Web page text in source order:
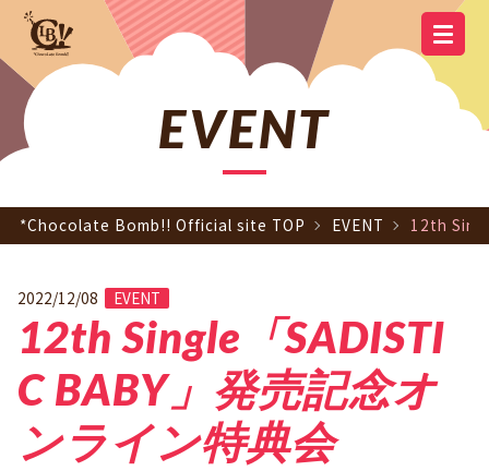
OFFICIAL SITE TOP
SCHEDULE DISCOGRAPHY
GOODS
YOUTUBE OFFICIAL LINE
OFFICIAL
EVENT
*Chocolate Bomb!! Official site TOP EVENT 12th
2022/12/08 EVENT
12th Single「SADISTI
C BABY」発売記念オ
ンライン特典会